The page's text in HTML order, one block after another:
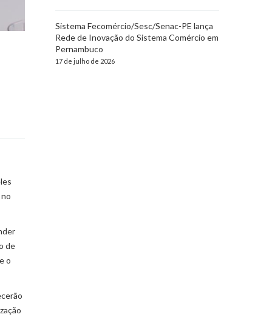
de
o
Sistema Fecomércio/Sesc/Senac-PE lança
Rede de Inovação do Sistema Comércio em
Pernambuco
17 de julho de 2026